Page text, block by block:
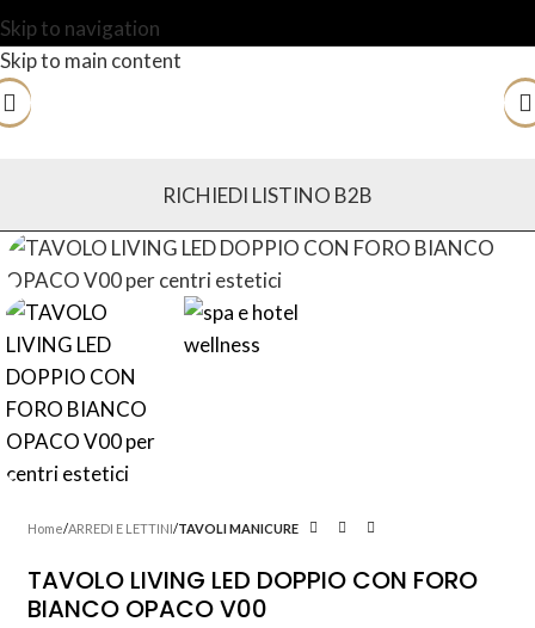
Skip to navigation
Skip to main content
RICHIEDI LISTINO B2B
Home ARREDI E LETTINI TAVOLI MANICURE
TAVOLO LIVING LED DOPPIO CON FORO
BIANCO OPACO V00